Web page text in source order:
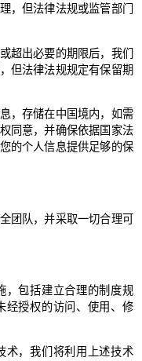
，但法律法规或监管部门
超出必要的期限后，我们
但法律法规规定有保留期
，存储在中国境内，如需
同意，并确保依据国家法
的个人信息提供足够的保
团队，并采取一切合理可
，包括建立合理的制度规
经授权的访问、使用、修
术，我们将利用上述技术